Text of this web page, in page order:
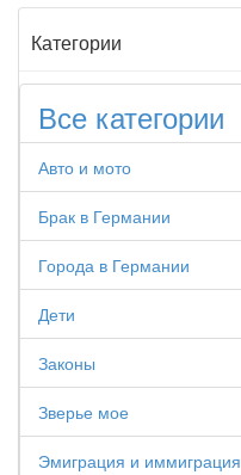
Категории
Все категории
Авто и мото
Брак в Германии
Города в Германии
Дети
Законы
Зверье мое
Эмиграция и иммиграция